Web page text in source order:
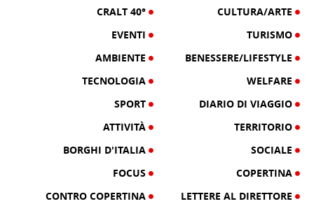
CRALT 40°
CULTURA/ARTE
EVENTI
TURISMO
AMBIENTE
BENESSERE/LIFESTYLE
TECNOLOGIA
WELFARE
SPORT
DIARIO DI VIAGGIO
ATTIVITÀ
TERRITORIO
BORGHI D'ITALIA
SOCIALE
FOCUS
COPERTINA
CONTRO COPERTINA
LETTERE AL DIRETTORE